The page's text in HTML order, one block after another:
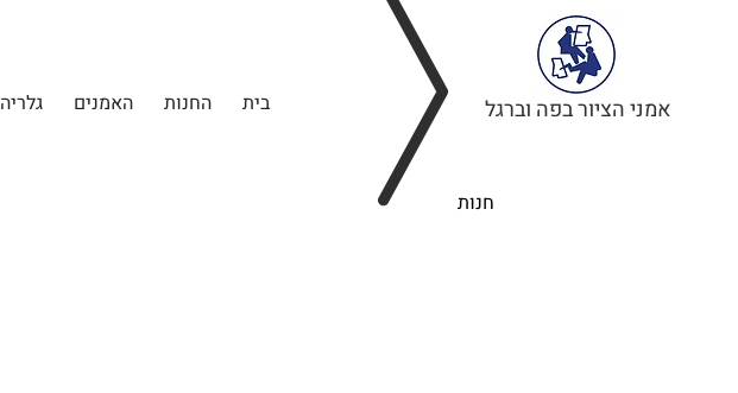
בית החנות האמנים גלריה אמני הציור בפה וברגל
חנות